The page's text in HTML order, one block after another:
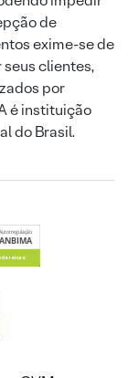
de
exime-se de
clientes,
por
é instituição
do Brasil.